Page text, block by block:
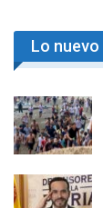
Lo nuevo